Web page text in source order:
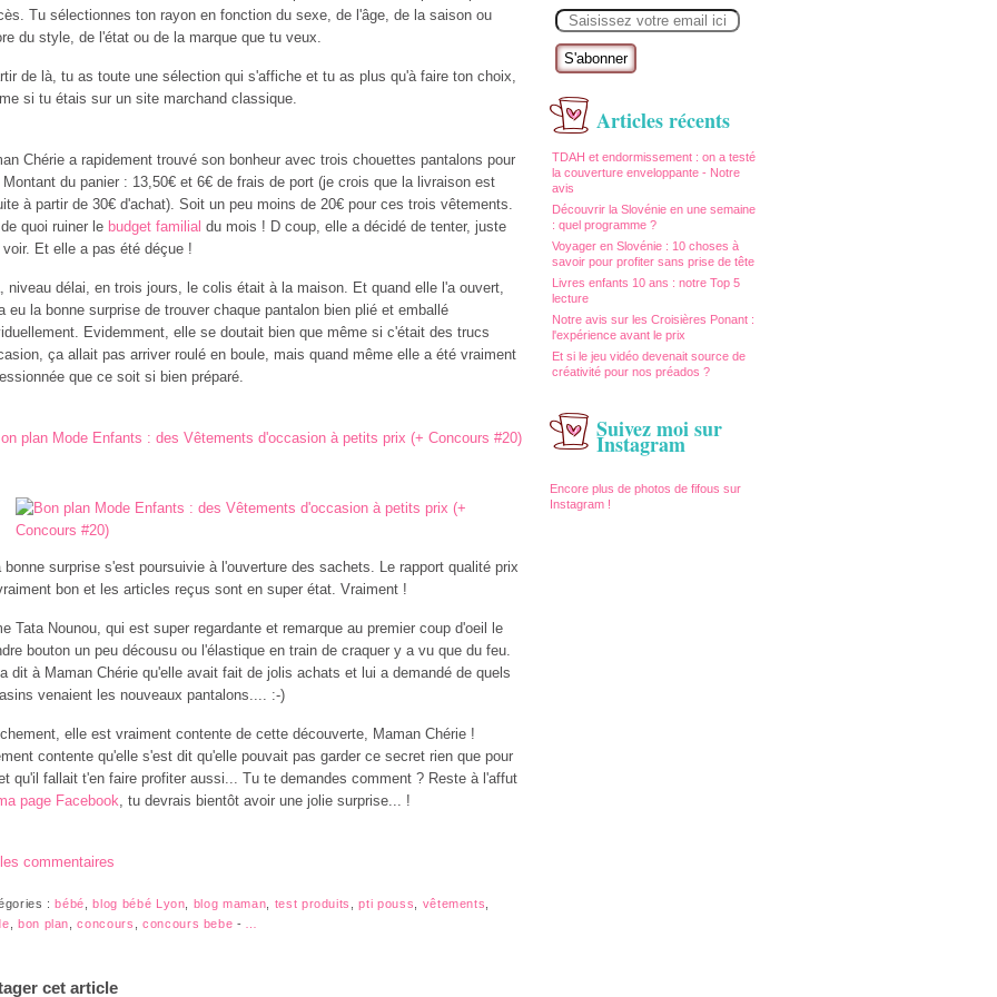
m
Articles récents
TDAH et endormissement : on a testé
la couverture enveloppante - Notre
avis
Découvrir la Slovénie en une semaine
: quel programme ?
Voyager en Slovénie : 10 choses à
savoir pour profiter sans prise de tête
Livres enfants 10 ans : notre Top 5
lecture
Notre avis sur les Croisières Ponant :
l'expérience avant le prix
Et si le jeu vidéo devenait source de
créativité pour nos préados ?
Suivez moi sur
Instagram
Encore plus de photos de fifous sur
Instagram !
Tu sélectionnes ton rayon en fonction du sexe, de l'âge, de la saison ou
du style, de l'état ou de la marque que tu veux.
de là, tu as toute une sélection qui s'affiche et tu as plus qu'à faire ton choix,
si tu étais sur un site marchand classique.
Chérie a rapidement trouvé son bonheur avec trois chouettes pantalons pour
du panier : 13,50€ et 6€ de frais de port (je crois que la livraison est
à partir de 30€ d'achat). Soit un peu moins de 20€ pour ces trois vêtements.
quoi ruiner le budget familial du mois ! D coup, elle a décidé de tenter, juste
voir. Et elle a pas été déçue !
niveau délai, en trois jours, le colis était à la maison. Et quand elle l'a ouvert,
eu la bonne surprise de trouver chaque pantalon bien plié et emballé
Evidemment, elle se doutait bien que même si c'était des trucs
ça allait pas arriver roulé en boule, mais quand même elle a été vraiment
que ce soit si bien préparé.
bonne surprise s'est poursuivie à l'ouverture des sachets. Le rapport qualité prix
bon et les articles reçus sont en super état. Vraiment !
Tata Nounou, qui est super regardante et remarque au premier coup d'oeil le
bouton un peu décousu ou l'élastique en train de craquer y a vu que du feu.
dit à Maman Chérie qu'elle avait fait de jolis achats et lui a demandé de quels
venaient les nouveaux pantalons.... :-)
elle est vraiment contente de cette découverte, Maman Chérie !
contente qu'elle s'est dit qu'elle pouvait pas garder ce secret rien que pour
qu'il fallait t'en faire profiter aussi... Tu te demandes comment ? Reste à l'affut
page Facebook, tu devrais bientôt avoir une jolie surprise... !
commentaires
:bébé ,blog bébé Lyon blog maman test produits ,pti pouss vêtements
bon plan ,concours concours bebe -
cet article